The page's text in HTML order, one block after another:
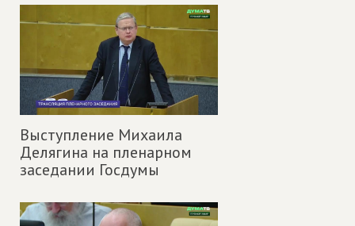
Выступление Михаила
Делягина на пленарном
заседании Госдумы